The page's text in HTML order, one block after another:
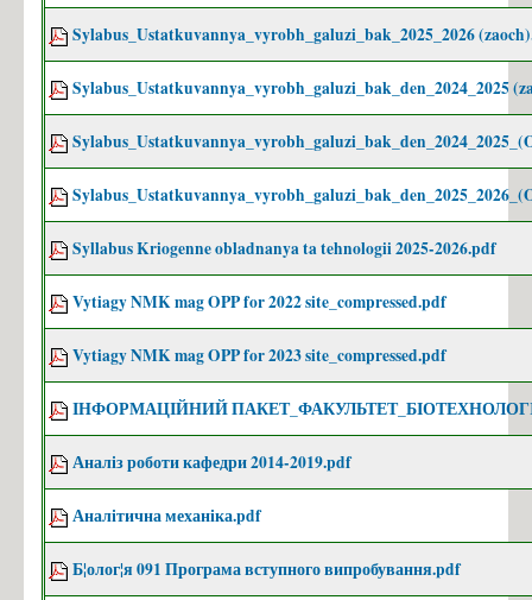
Sylabus_Ustatkuvannya_vyrobh_galuzi_bak_2025_2026
Sylabus_Ustatkuvannya_vyrobh_galuzi_bak_den_2024_2025
Syllabus Kriogenne obladnanya ta tehnologii 2025-2026.pdf
Vytiagy NMK mag OPP for 2022 site_compressed.pdf
Vytiagy NMK mag OPP for 2023 site_compressed.pdf
ІНФОРМАЦІЙНИЙ
Аналіз роботи кафедри 2014-2019.pdf
Аналітична механіка.pdf
Б¦олог¦я 091 Програма вступного випробування.pdf